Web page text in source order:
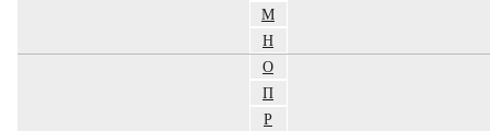
М
Н
О
П
Р